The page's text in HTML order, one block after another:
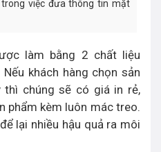
việc đưa thông tin mặt
làm bằng 2 chất liệu
khách hàng chọn sản
thì chúng sẽ có giá in rẻ,
phẩm kèm luôn mác treo.
lại nhiều hậu quả ra môi